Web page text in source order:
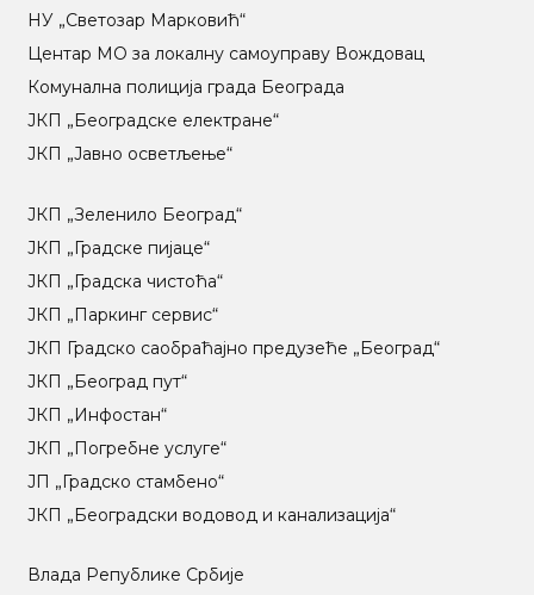
НУ „Светозар Марковић“
Центар МO за локалну самоуправу Вождовац
Комунална полиција града Београда
ЈКП „Београдске електране“
ЈКП „Јавно осветљење“
ЈКП „Зеленило Београд“
ЈКП „Градске пијаце“
ЈКП „Градска чистоћа“
ЈКП „Паркинг сервис“
ЈКП Градско саобраћајно предузеће „Београд“
ЈКП „Београд пут“
ЈКП „Инфостан“
ЈКП „Погребне услуге“
ЈП „Градско стамбено“
ЈКП „Београдски водовод и канализација“
Влада Републике Србије